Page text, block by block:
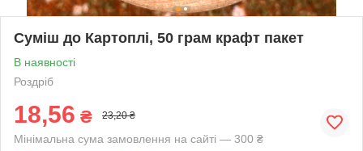
Суміш до Картоплі, 50 грам крафт пакет
В наявності
Роздріб
18,56 ₴ 23,20 ₴
Мінімальна сума замовлення на сайті — 300 ₴